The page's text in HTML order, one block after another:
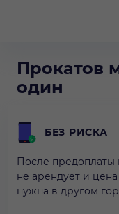
Прокатов
один
БЕЗ РИСКА
После предоплаты
не арендует и
нужна в другом